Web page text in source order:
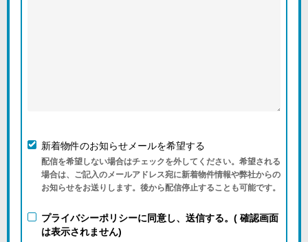
新着物件のお知らせメールを希望する
配信を希望しない場合はチェックを外してください。希望される
場合は、ご記入のメールアドレス宛に新着物件情報や弊社からの
お知らせをお送りします。後から配信停止することも可能です。
プライバシーポリシーに同意し、送信する。( 確認画面
は表示されません)